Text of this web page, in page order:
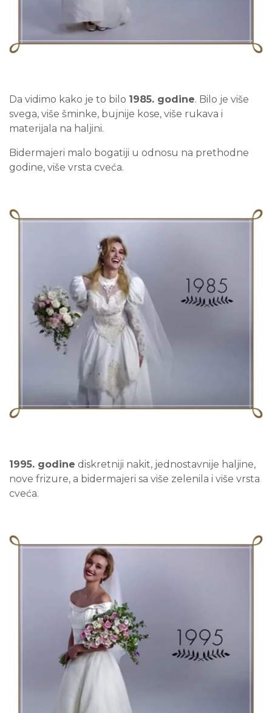
Da vidimo kako je to bilo 1985. godine. Bilo je više
svega, više šminke, bujnije kose, više rukava i
materijala na haljini.
Bidermajeri malo bogatiji u odnosu na prethodne
godine, više vrsta cveća.
1995. godine diskretniji nakit, jednostavnije haljine,
nove frizure, a bidermajeri sa više zelenila i više vrsta
cveća.